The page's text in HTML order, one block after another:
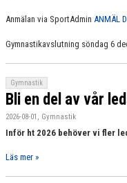
Anmälan via SportAdmin ANMÄL
Gymnastikavslutning söndag 6
Gymnastik
Bli en del av vår
2026-08-01, Gymnastik
Inför ht 2026 behöver vi fler
Läs mer »